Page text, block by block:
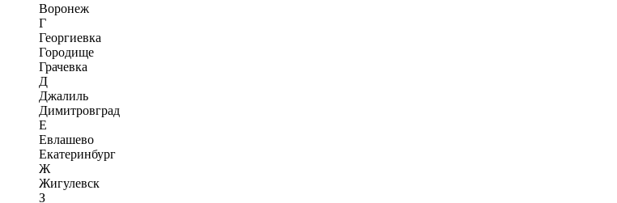
Воронеж
Г
Георгиевка
Городище
Грачевка
Д
Джалиль
Димитровград
Е
Евлашево
Екатеринбург
Ж
Жигулевск
З